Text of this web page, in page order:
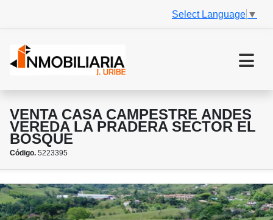
Select Language ▼
VENTA CASA CAMPESTRE ANDES
VEREDA LA PRADERA SECTOR EL
BOSQUE
Código. 5223395